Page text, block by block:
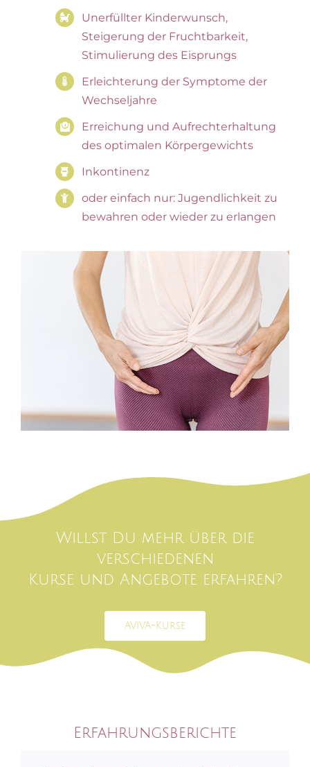
Unerfüllter Kinderwunsch,
Steigerung der Fruchtbarkeit,
Stimulierung des Eisprungs
Erleichterung der Symptome der
Wechseljahre
Erreichung und Aufrechterhaltung
des optimalen Körpergewichts
Inkontinenz
oder einfach nur: Jugendlichkeit zu
bewahren oder wieder zu erlangen
Willst Du mehr über die
verschiedenen
Kurse und Angebote erfahren?
AVIVA-Kurse
Erfahrungsberichte